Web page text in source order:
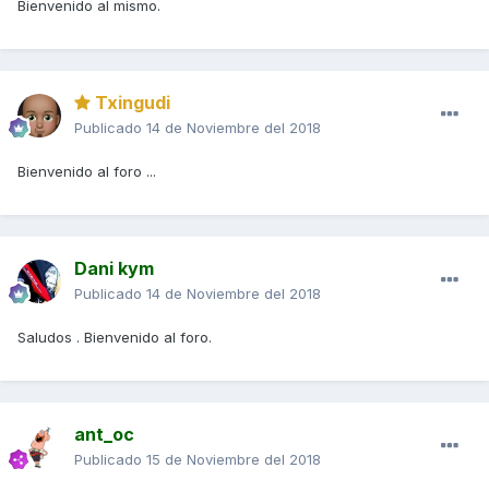
Bienvenido al mismo.
Txingudi
Publicado 14 de Noviembre del 2018
Bienvenido al foro ...
Dani kym
Publicado 14 de Noviembre del 2018
Saludos . Bienvenido al foro.
ant_oc
Publicado 15 de Noviembre del 2018